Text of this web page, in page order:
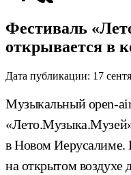
Фестиваль
открывается в
Дата публикации: 17
Музыкальный open-
«Лето.Музыка.Музей»
в Новом Иерусалиме.
на открытом воздухе